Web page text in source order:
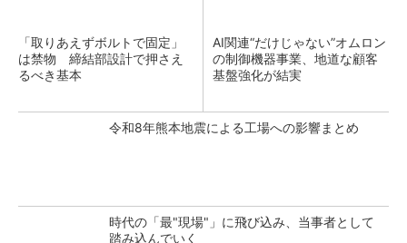
「取りあえずボルトで固定」
は禁物 締結部設計で押さえ
るべき基本
AI関連“だけじゃない”オムロン
の制御機器事業、地道な顧客
基盤強化が結実
令和8年熊本地震による工場への影響まとめ
時代の「最"現場"」に飛び込み、当事者として
踏み込んでいく